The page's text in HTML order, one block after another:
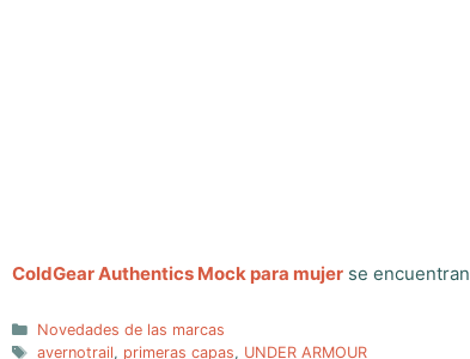
ColdGear Authentics Mock para mujer se
Categorías
Novedades de las marcas
Etiquetas
avernotrail, primeras capas, UNDER ARMOUR